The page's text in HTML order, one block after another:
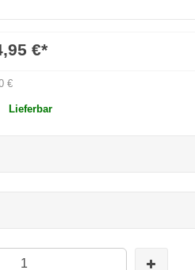
€*
€
Lieferbar